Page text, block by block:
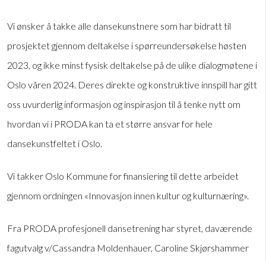
Vi ønsker å takke alle dansekunstnere som har bidratt til
prosjektet gjennom deltakelse i spørreundersøkelse høsten
2023, og ikke minst fysisk deltakelse på de ulike dialogmøtene i
Oslo våren 2024. Deres direkte og konstruktive innspill har gitt
oss uvurderlig informasjon og inspirasjon til å tenke nytt om
hvordan vi i PRODA kan ta et større ansvar for hele
dansekunstfeltet i Oslo.
Vi takker Oslo Kommune for finansiering til dette arbeidet
gjennom ordningen «Innovasjon innen kultur og kulturnæring».
Fra PRODA profesjonell dansetrening har styret, daværende
fagutvalg v/Cassandra Moldenhauer, Caroline Skjørshammer